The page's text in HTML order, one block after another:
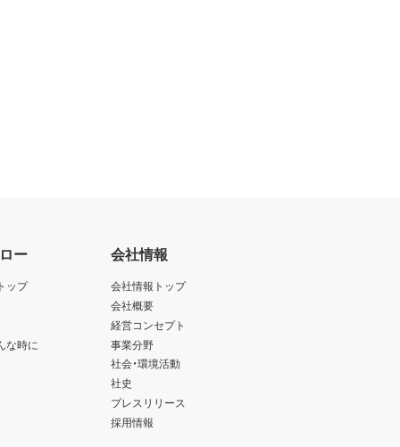
ー
ップ
な時に
会社情報
会社情報トップ
会社概要
経営コンセプト
事業分野
社会・環境活動
社史
プレスリリース
採用情報